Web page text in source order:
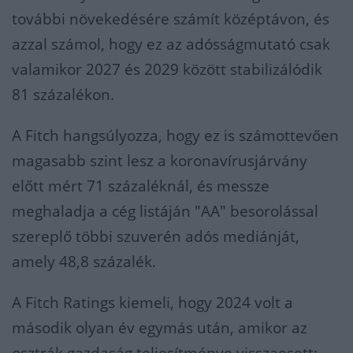
további növekedésére számít középtávon, és
azzal számol, hogy ez az adósságmutató csak
valamikor 2027 és 2029 között stabilizálódik
81 százalékon.
A Fitch hangsúlyozza, hogy ez is számottevően
magasabb szint lesz a koronavírusjárvány
előtt mért 71 százaléknál, és messze
meghaladja a cég listáján "AA" besorolással
szereplő többi szuverén adós mediánját,
amely 48,8 százalék.
A Fitch Ratings kiemeli, hogy 2024 volt a
második olyan év egymás után, amikor az